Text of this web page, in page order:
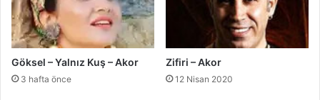
Göksel – Yalnız Kuş – Akor
3 hafta önce
Zifiri – Akor
12 Nisan 2020